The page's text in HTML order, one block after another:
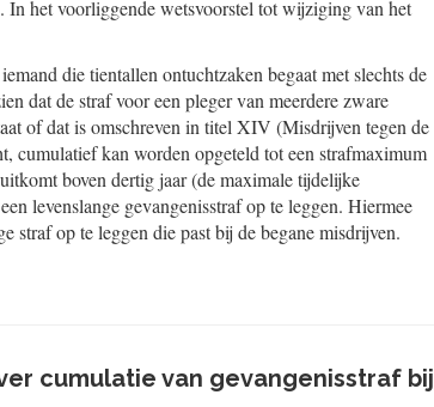
het voorliggende wetsvoorstel tot wijziging van het
die tientallen ontuchtzaken begaat met slechts de
dat de straf voor een pleger van meerdere zware
of dat is omschreven in titel XIV (Misdrijven tegen de
cumulatief kan worden opgeteld tot een strafmaximum
boven dertig jaar (de maximale tijdelijke
levenslange gevangenisstraf op te leggen. Hiermee
straf op te leggen die past bij de begane misdrijven.
cumulatie van gevangenisstraf bij